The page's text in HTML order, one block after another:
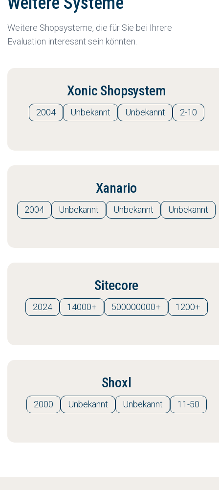
Weitere Shopsysteme, die für Sie bei Ihrere
Evaluation interesant sein könnten.
Xonic Shopsystem
2004 Unbekannt Unbekannt 2-10
Xanario
2004 Unbekannt Unbekannt Unbekannt
Sitecore
2024 14000+ 500000000+ 1200+
Shoxl
2000 Unbekannt Unbekannt 11-50